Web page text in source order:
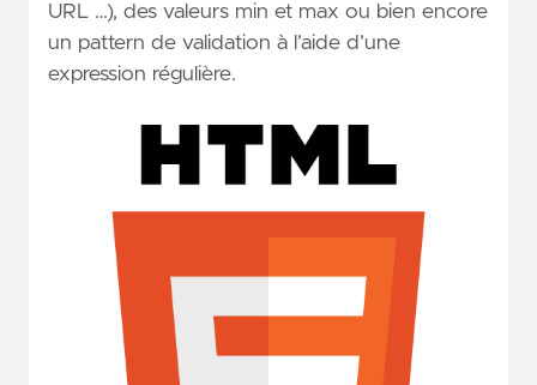
URL …), des valeurs min et max ou bien encore
un pattern de validation à l’aide d’une
expression régulière.